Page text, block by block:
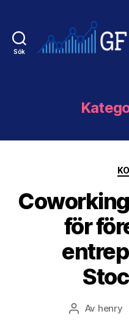
Sök
för
Av henry